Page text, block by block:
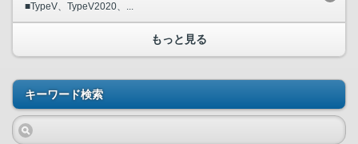
■TypeV、TypeV2020、...
もっと見る
キーワード検索